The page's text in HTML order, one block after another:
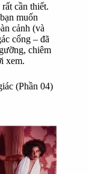
cần thiết.
muốn
cảnh (và
cổng – đã
chiêm
xem.
(Phần 04)